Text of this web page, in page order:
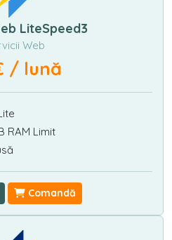
LiteSpeed3
Web
/ lună
RAM Limit
Comandă